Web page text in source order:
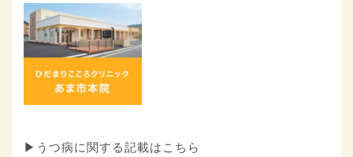
▶うつ病に関する記載はこちら